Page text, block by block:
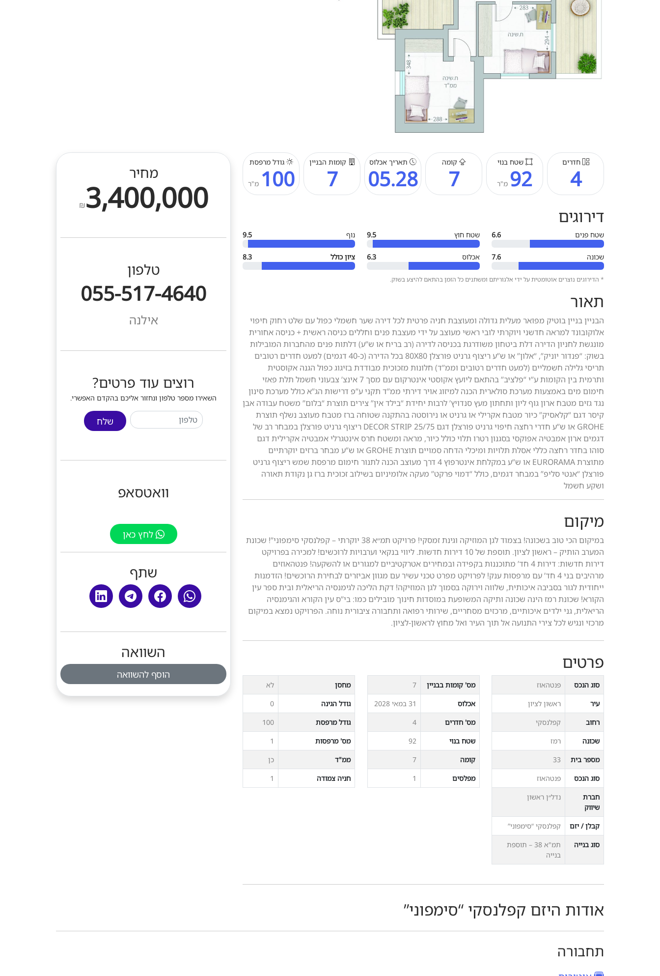
חדרים
4
שטח בנוי
92 מ"ר
קומה
7
תאריך אכלוס
05.28
קומות הבניין
7
גודל מרפסת
100 מ"ר
דירוגים
שטח פנים 6.6 שטח חוץ 9.5 נוף 9.5
שכונה 7.6 אכלוס 6.3 ציון כולל 8.3
* הדירוגים נוצרים אוטומטית על ידי אלגוריתם ומשתנים כל הזמן בהתאם להיצע בשוק.
תאור
הבניין בניין בוטיק מפואר מעלית גדולה ומעוצבת חניה פרטית לכל דירה שער חשמלי כפול עם שלט רחוק חיפוי
אלוקובונד למראה חדשני ויוקרתי לובי ראשי מעוצב על ידי מעצבת פנים וחללים כניסה ראשית + כניסה אחורית
מונגשת לחניון הדירה דלת ביטחון משודרגת בכניסה לדירה (רב בריח או ש”ע) דלתות פנים מהחברות המובילות
בשוק: “פנדור יוניק”, “אלון” או ש”ע ריצוף גרניט פורצלן 80X80 בכל הדירה (כ-40 דגמים) למעט חדרים רטובים
תריסי גלילה חשמליים (למעט חדרים רטובים וממ”ד) חלונות מזכוכית מבודדת בזיגוג כפול הגנה אקוסטית
ותרמית בין הקומות ע”י “פלציב” בהתאם ליועץ אקוסטי אינטרקום עם מסך 7 אינצ’ צבעוני חשמל תלת פאזי
חימום מים באמצעות מערכת סולארית הכנה למיזוג אויר דירתי ממ”ד תקני ע”פ דרישות הג”א כולל מערכת סינון
נגד גזים מטבח ארון גוף ליון ותחתון מעץ סנדויץ’ לרבות יחידת “בילד אין” צירים תוצרת “בלום” משטח עבודה אבן
קיסר דגם “קלאסיק” כיור מטבח אקרילי או גרניט או נירוסטה בהתקנה שטוחה ברז מטבח מעוצב נשלף תוצרת
GROHE או ש”ע חדרי רחצה חיפוי גרניט פורצלן דגם DECOR STRIP 25/75 ריצוף גרניט פורצלן במבחר רב של
דגמים ארון אמבטיה אפוקסי בסגנון רטרו תלוי כולל כיור, מראה ומשטח חרס אינטגרלי אמבטיה אקרילית דגם
סוהו בחדר רחצה כללי אסלת תלויות ומיכלי הדחה סמויים תוצרת GROHE או ש”ע מבחר ברזים יוקרתיים
מתוצרת EURORAMA או ש”ע במקלחת אינטרפוץ 4 דרך מעוצב הכנה לתנור חימום מרפסת שמש ריצוף גרניט
פורצלן “אנטי סליפ” במבחר דגמים, כולל “דמוי פרקט” מעקה אלומיניום בשילוב זכוכית ברז גן נקודת תאורה
ושקע חשמל
מיקום
במיקום הכי טוב בשכונה! בצמוד לגן המוזיקה וגינת זמסקי! פרויקט תמ״א 38 יוקרתי – קפלנסקי סימפוני”! שכונת
המערב הותיק – ראשון לציון. תוספת של 10 דירות חדשות. ליווי בנקאי וערבויות לרוכשים! למכירה בפרויקט
דירות חדשות: דירות 4 חד’ מתוכננות בקפידה ובמחירים אטרקטיביים למגורים או להשקעה! פנטהאוזים
מרהיבים בני 4 חד’ עם מרפסות ענק! לפרויקט מפרט טכני עשיר עם מגוון אביזרים לבחירת הרוכשים! הזדמנות
ייחודית לגור בסביבה איכותית, שלווה וירוקה בסמוך לגן המוזיקה! דקת הליכה לגימנסיה הריאלית ובית ספר עין
הקורא! שכונת רמז הינה שכונה ותיקה המשופעת במוסדות חינוך מובילים כמו: בי”ס עין הקורא והגימנסיה
הריאלית, גני ילדים איכותיים, מרכזים מסחריים, שירותי רפואה ותחבורה ציבורית נוחה. הפרויקט נמצא במיקום
מרכזי ונגיש לכל צירי התנועה אל תוך העיר ואל מחוץ לראשון-לציון.
פרטים
סוג הנכס
פנטהאוז
עיר
ראשון לציון
רחוב
קפלנסקי
שכונה
רמז
מספר בית
33
סוג הנכס
פנטהאוז
חברת
שיווק
נדל״ן ראשון
קבלן / יזם
קפלנסקי “סימפוני”
סוג בנייה
תמ"א 38 – תוספת
בנייה
מס' קומות בבניין
7
אכלוס
31 במאי 2028
מס' חדרים
4
שטח בנוי
92
קומה
7
מפלסים
1
מחסן
לא
גודל הגינה
0
גודל מרפסת
100
מס' מרפסות
1
ממ"ד
כן
חניה צמודה
1
מחיר
₪3,400,000
טלפון
055-517-4640
אילנה
רוצים עוד פרטים?
השאירו מספר טלפון ונחזור אליכם בהקדם האפשרי.
שלח
וואטסאפ
לחץ כאן
שתף
השוואה
הוסף להשוואה
אודות היזם קפלנסקי “סימפוני”
תחבורה